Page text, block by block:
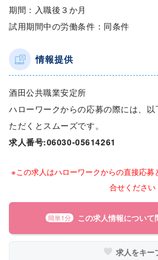
期間：入職後３か月
試用期間中の労働条件：同条件
情報提供
酒田公共職業安定所
ハローワークからの応募の際には、
ただくとスムーズです。
求人番号:06030-05614261
※この求人はハローワークからの直接応
合せください
簡単1分 この求人情報について
求人をキー